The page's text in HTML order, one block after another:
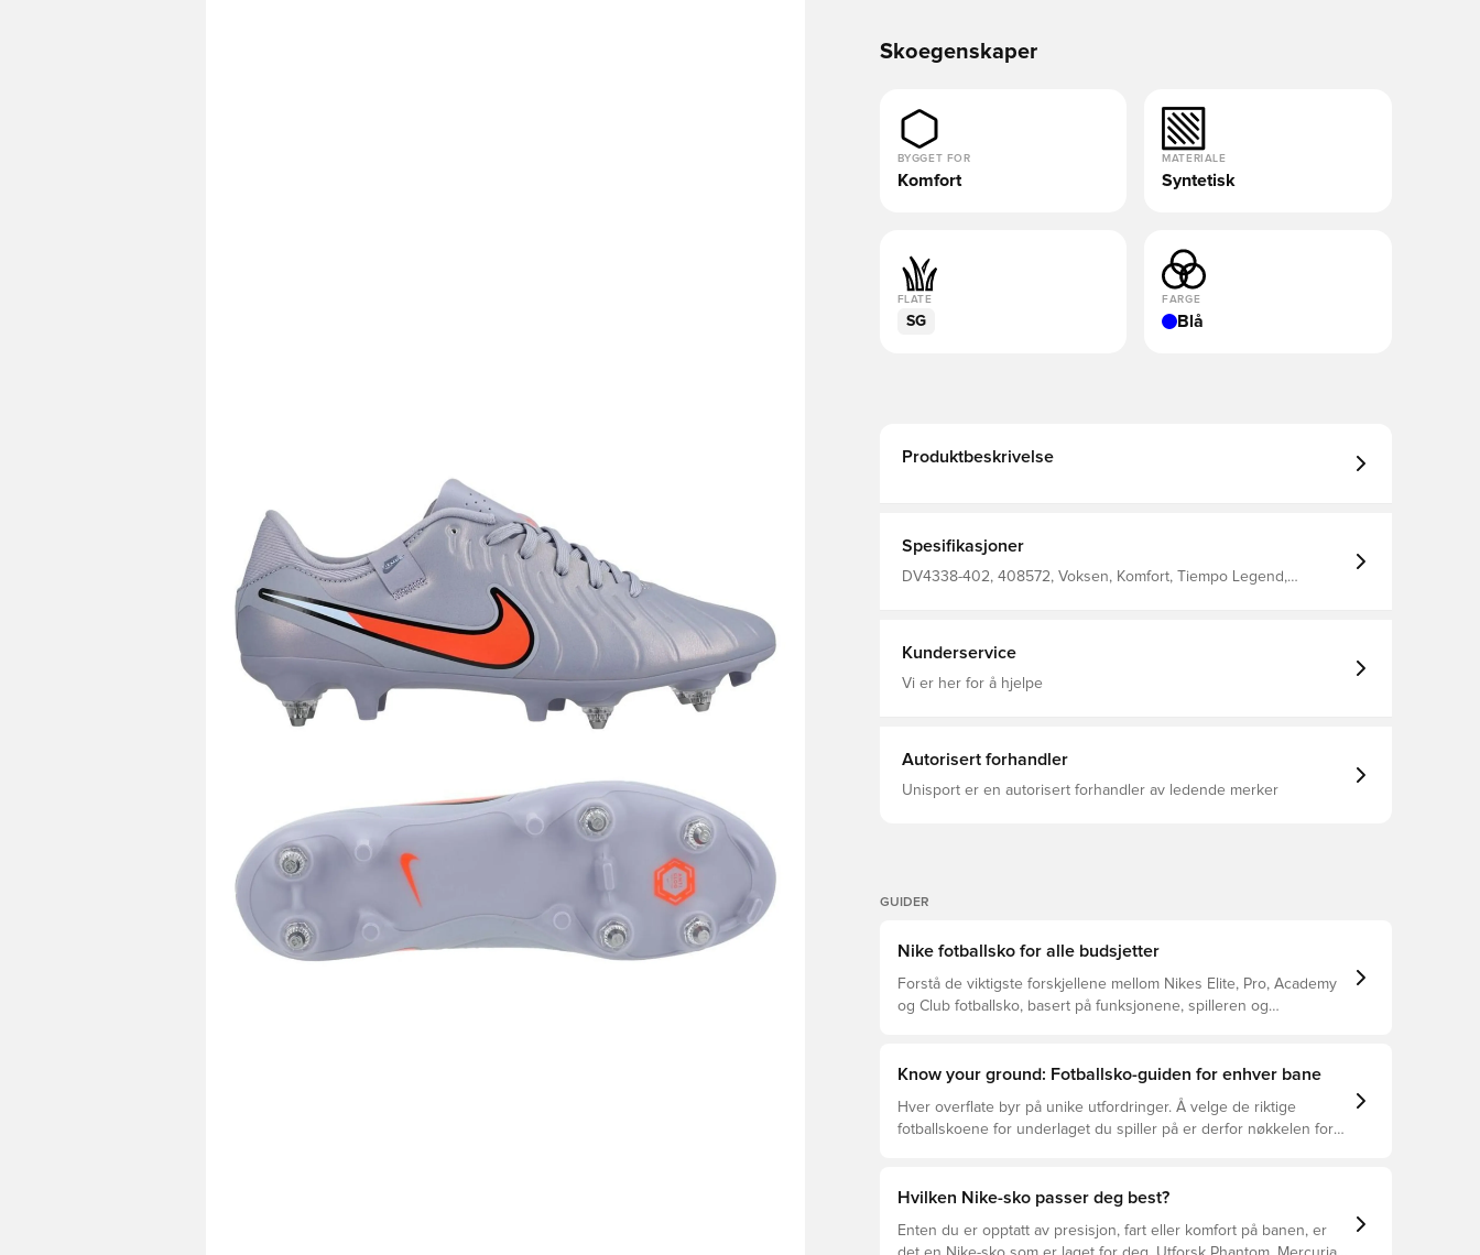
Skoegenskaper
BYGGET FOR
Komfort
MATERIALE
Syntetisk
FLATE
SG
FARGE
Blå
Produktbeskrivelse
Spesifikasjoner
DV4338-402, 408572, Voksen, Komfort, Tiempo Legend,
Kunderservice
Vi er her for å hjelpe
Autorisert forhandler
Unisport er en autorisert forhandler av ledende merker
GUIDER
Nike fotballsko for alle budsjetter
Forstå de viktigste forskjellene mellom Nikes Elite, Pro, Academy
og Club fotballsko, basert på funksjonene, spilleren og
Know your ground: Fotballsko-guiden for enhver bane
Hver overflate byr på unike utfordringer. Å velge de riktige
fotballskoene for underlaget du spiller på er derfor nøkkelen for
beste valget for de forskjellige overflatene.
Hvilken Nike-sko passer deg best?
Enten du er opptatt av presisjon, fart eller komfort på banen, er